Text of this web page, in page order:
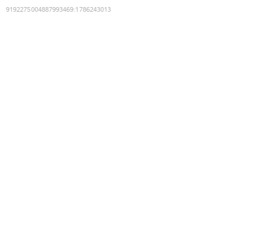
9192275004887993469:1786243013